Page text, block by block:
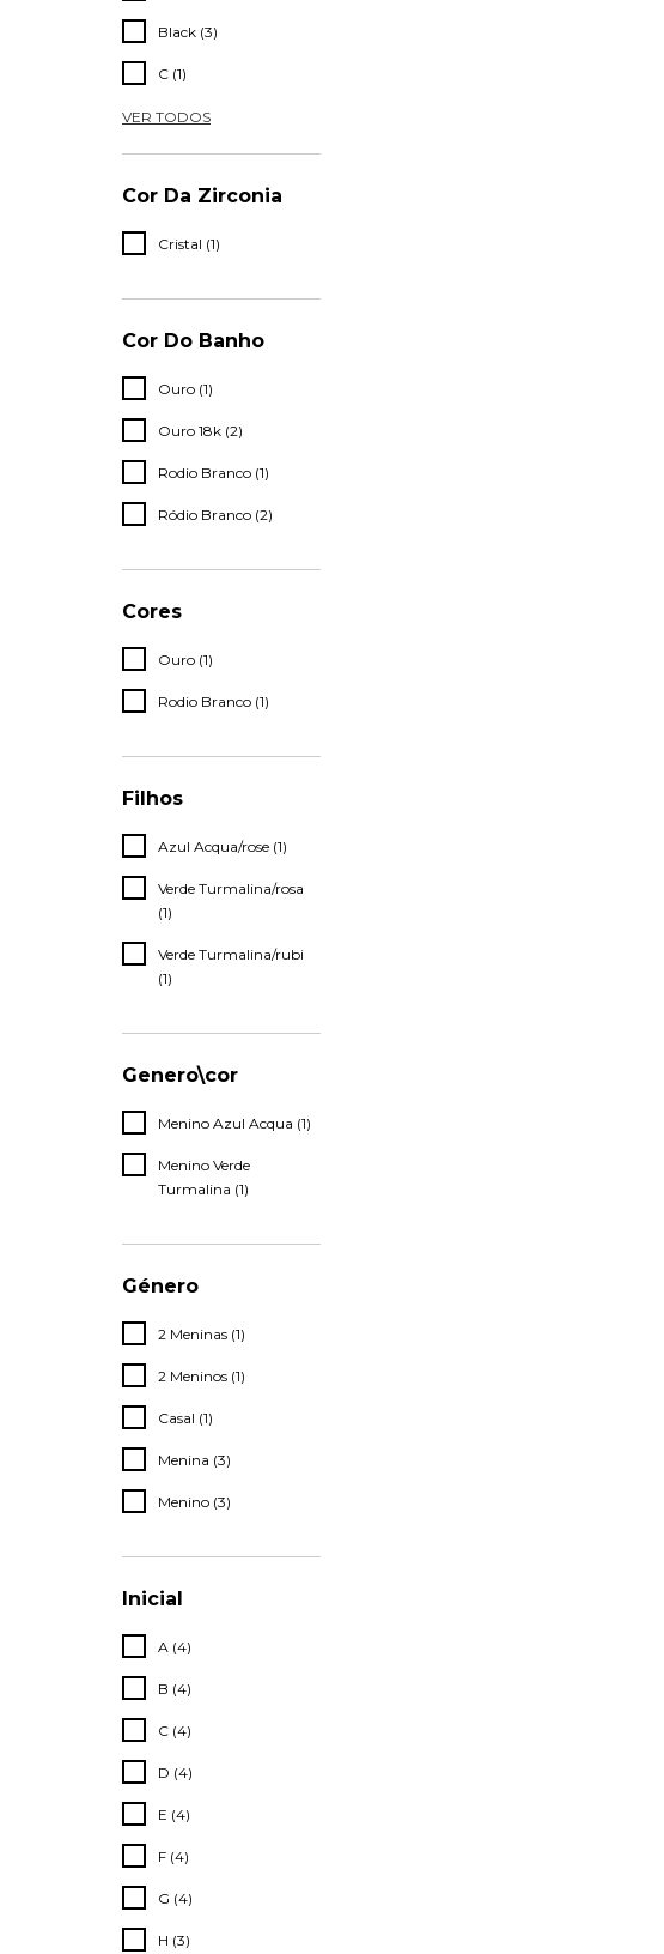
Black (3)
C (1)
VER TODOS
Cor Da Zirconia
Cristal (1)
Cor Do Banho
Ouro (1)
Ouro 18k (2)
Rodio Branco (1)
Ródio Branco (2)
Cores
Ouro (1)
Rodio Branco (1)
Filhos
Azul Acqua/rose (1)
Verde Turmalina/rosa
(1)
Verde Turmalina/rubi
(1)
Genero\cor
Menino Azul Acqua (1)
Menino Verde
Turmalina (1)
Género
2 Meninas (1)
2 Meninos (1)
Casal (1)
Menina (3)
Menino (3)
Inicial
A (4)
B (4)
C (4)
D (4)
E (4)
F (4)
G (4)
H (3)